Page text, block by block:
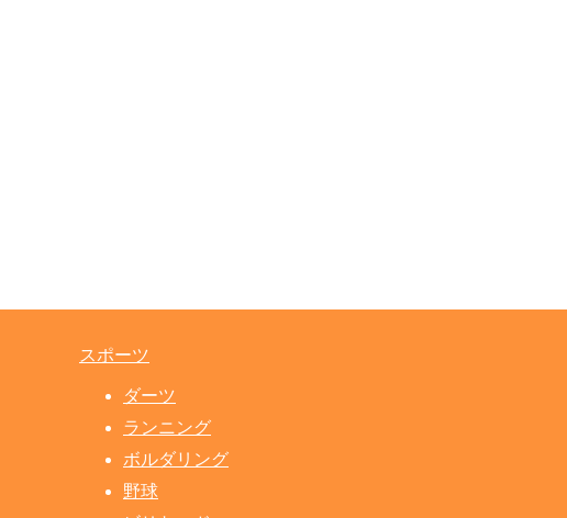
スポーツ
ダーツ
ランニング
ボルダリング
野球